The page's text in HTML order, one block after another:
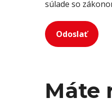
h
a
s
*
súlade so
Odoslať
Máte